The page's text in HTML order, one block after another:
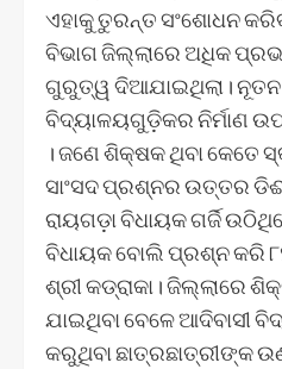
ଏହାକୁ ତୁରନ୍ତ ସଂଶୋଧନ
ବିଭାଗ ଜିଲ୍ଲାରେ ଅଧିକ
ଗୁରୁତ୍ୱ ଦିଆଯାଇଥିଲା।
ବିଦ୍ୟାଳୟଗୁଡ଼ିକର ନିର୍ମାଣ
। ଜଣେ ଶିକ୍ଷକ ଥିବା କେତେ
ସାଂସଦ ପ୍ରଶ୍ନର ଉତ୍ତର
ରାୟଗଡ଼ା ବିଧାୟକ ଗର୍ଜି
ବିଧାୟକ ବୋଲି ପ୍ରଶ୍ନ କରି
ଶ୍ରୀ କଡ୍ରାକା। ଜିଲ୍ଲାରେ
ଯାଇଥିବା ବେଳେ ଆଦିବାସୀ
କରୁଥିବା ଛାତ୍ରଛାତ୍ରୀଙ୍କ